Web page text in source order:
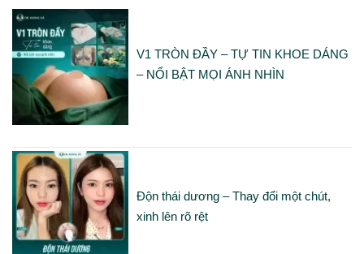
V1 TRÒN ĐẦY – TỰ TIN KHOE DÁNG
– NỔI BẬT MỌI ÁNH NHÌN
Độn thái dương – Thay đổi một chút,
xinh lên rõ rệt